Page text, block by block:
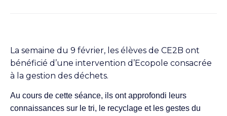
La semaine du 9 février, les élèves de CE2B ont
bénéficié d’une intervention d’Ecopole consacrée
à la gestion des déchets.
Au cours de cette séance, ils ont approfondi leurs
connaissances sur le tri, le recyclage et les gestes du